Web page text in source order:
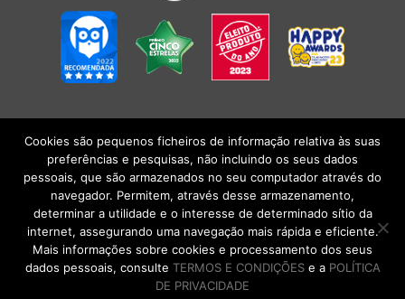
POLÍTICA DE PRIVACIDADE|TERMOS E CONDIÇÕESlCONDIÇÕES
GERAIS DE VENDA| Alberto Oculista, SA 2026. Todos os direitos reservados.
Cookies são pequenos ficheiros de informação relativa às suas
preferências e pesquisas, não incluindo os seus dados
pessoais, que são armazenados no seu computador através do
navegador. Permitem, através desse armazenamento,
determinar a utilidade e o interesse de determinado sítio da
internet, assegurando uma navegação mais rápida e eficiente.
Mais informações sobre cookies e processamento dos seus
dados pessoais, consulte TERMOS E CONDIÇÕESe a POLÍTICA
DE PRIVACIDADE